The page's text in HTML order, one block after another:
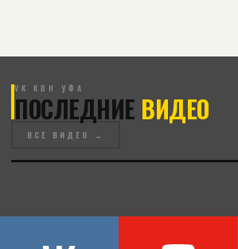
VK КВН УФА
ПОСЛЕДНИЕ ВИДЕО
ВСЕ ВИДЕО →